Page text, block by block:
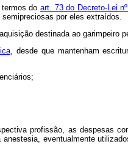
termos doart. 73 do Decreto-Lei
por eles extraídos.
destinada ao garimpeiro
, desde que mantenham
profissão, as despesas
eventualmente